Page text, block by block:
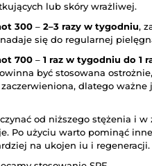
lub skóry wrażliwej.
300 – 2–3 razy w tygodniu,
się do regularnej
700 – 1 raz w tygodniu do 1
być stosowana
dlatego
od niższego stężenia i
Po użyciu warto pominąć
na ukojen iu i regeneracji.